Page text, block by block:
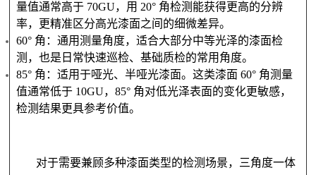
量值通常高于 70GU，用 20° 角检测能获得更高的分辨
率，更精准区分高光漆面之间的细微差异。
60° 角：通用测量角度，适合大部分中等光泽的漆面检
测，也是日常快速巡检、基础质检的常用角度。
85° 角：适用于哑光、半哑光漆面。这类漆面 60° 角测量
值通常低于 10GU，85° 角对低光泽表面的变化更敏感，
检测结果更具参考价值。
对于需要兼顾多种漆面类型的检测场景，三角度一体